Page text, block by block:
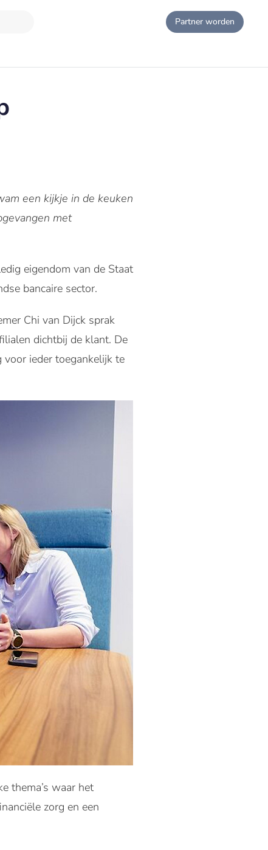
Partner worden
een kijkje in de keuken
met
eigendom van de Staat
bancaire sector.
Chi van Dijck sprak
dichtbij de klant. De
voor ieder toegankelijk te
thema’s waar het
zorg en een